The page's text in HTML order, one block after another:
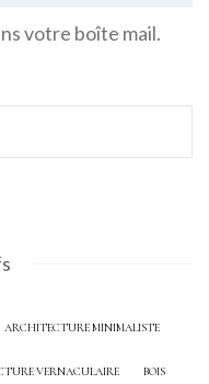
votre boîte mail.
ARCHITECTURE MINIMALISTE
VERNACULAIRE BOIS